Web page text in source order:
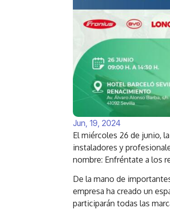
Jun, 19, 2024
El miércoles 26 de junio,
instaladores y
nombre: Enfréntate a los
De la mano de
empresa ha creado un
participarán todas las